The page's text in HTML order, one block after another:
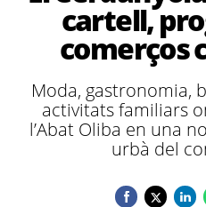
cartell,
comerços
Moda, gastronomia,
activitats familiars
l’Abat Oliba en una
urbà del